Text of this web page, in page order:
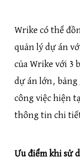
Wrike có thể
quản lý dự án
của Wrike với 3
dự án lớn, bảng
công việc hiện
thông tin chi
Ưu điểm khi sử